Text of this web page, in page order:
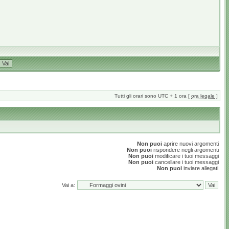
Tutti gli orari sono UTC + 1 ora [ ora legale ]
Non puoi aprire nuovi argomenti
Non puoi rispondere negli argomenti
Non puoi modificare i tuoi messaggi
Non puoi cancellare i tuoi messaggi
Non puoi inviare allegati
Vai a: